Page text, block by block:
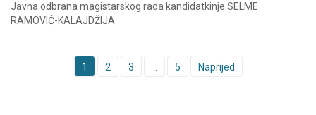
Javna odbrana magistarskog rada kandidatkinje SELME
RAMOVIĆ-KALAJDŽIJA
1 2 3 5 Naprijed